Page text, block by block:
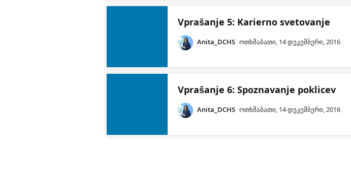
Vprašanje 5: Karierno svetovanje
Anita_DCHS ოთხშაბათი, 14 დეკემბერი, 2016
Vprašanje 6: Spoznavanje poklicev
Anita_DCHS ოთხშაბათი, 14 დეკემბერი, 2016